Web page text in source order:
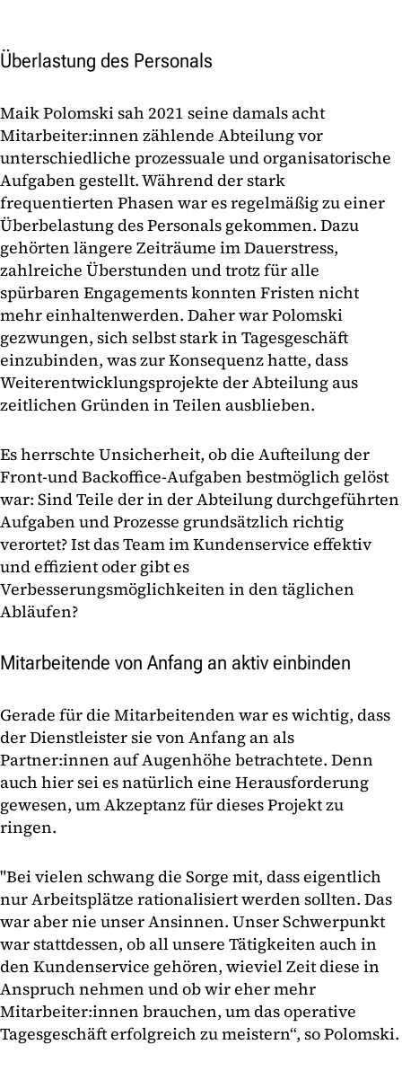
Überlastung des Personals
Maik Polomski sah 2021 seine damals acht
Mitarbeiter:innen zählende Abteilung vor
unterschiedliche prozessuale und organisatorische
Aufgaben gestellt. Während der stark
frequentierten Phasen war es regelmäßig zu einer
Überbelastung des Personals gekommen. Dazu
gehörten längere Zeiträume im Dauerstress,
zahlreiche Überstunden und trotz für alle
spürbaren Engagements konnten Fristen nicht
mehr einhaltenwerden. Daher war Polomski
gezwungen, sich selbst stark in Tagesgeschäft
einzubinden, was zur Konsequenz hatte, dass
Weiterentwicklungsprojekte der Abteilung aus
zeitlichen Gründen in Teilen ausblieben.
Es herrschte Unsicherheit, ob die Aufteilung der
Front-und Backoffice-Aufgaben bestmöglich gelöst
war: Sind Teile der in der Abteilung durchgeführten
Aufgaben und Prozesse grundsätzlich richtig
verortet? Ist das Team im Kundenservice effektiv
und effizient oder gibt es
Verbesserungsmöglichkeiten in den täglichen
Abläufen?
Mitarbeitende von Anfang an aktiv einbinden
Gerade für die Mitarbeitenden war es wichtig, dass
der Dienstleister sie von Anfang an als
Partner:innen auf Augenhöhe betrachtete. Denn
auch hier sei es natürlich eine Herausforderung
gewesen, um Akzeptanz für dieses Projekt zu
ringen.
"Bei vielen schwang die Sorge mit, dass eigentlich
nur Arbeitsplätze rationalisiert werden sollten. Das
war aber nie unser Ansinnen. Unser Schwerpunkt
war stattdessen, ob all unsere Tätigkeiten auch in
den Kundenservice gehören, wieviel Zeit diese in
Anspruch nehmen und ob wir eher mehr
Mitarbeiter:innen brauchen, um das operative
Tagesgeschäft erfolgreich zu meistern“, so Polomski.